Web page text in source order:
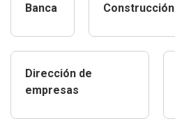
Banca Construcción
Dirección de
empresas